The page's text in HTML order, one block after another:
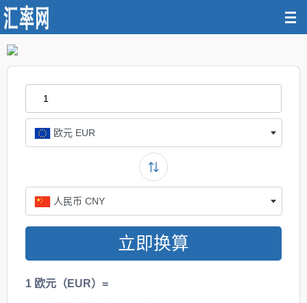
欧元 EUR
人民币 CNY
立即换算
1 欧元（EUR）=